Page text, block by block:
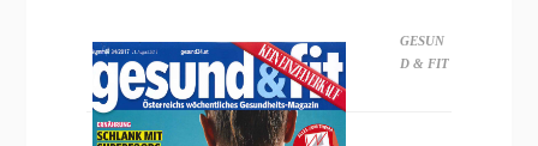
GESUN
D & FIT